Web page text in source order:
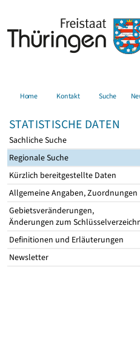
Home Kontakt Suche
STATISTISCHE DATEN
Sachliche Suche
Regionale Suche
Kürzlich bereitgestellte Daten
Allgemeine Angaben, Zuordnungen
Gebietsveränderungen,
Änderungen zum
Definitionen und Erläuterungen
Newsletter